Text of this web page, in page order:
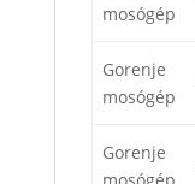
mosógép
Gorenje
mosógép
Gorenje